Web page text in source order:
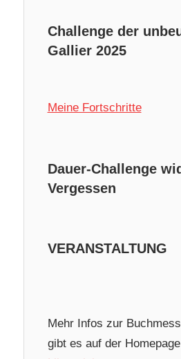
Challenge der
Gallier 2025
Meine Fortschritte
Dauer-Challenge
Vergessen
VERANSTALTUNG
Mehr Infos zur
gibt es auf der